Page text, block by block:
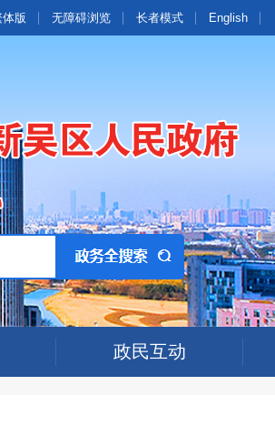
体版 无障碍浏览 长者模式 English
政民互动